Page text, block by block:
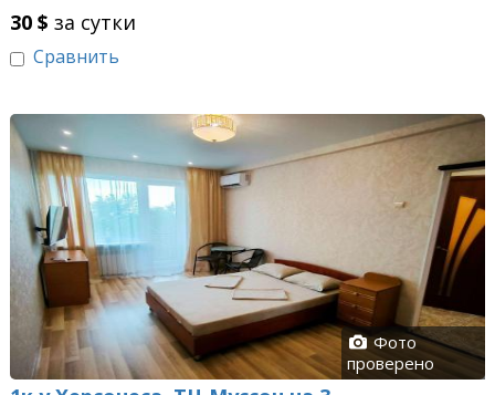
30 $ за сутки
Сравнить
Фото
проверено